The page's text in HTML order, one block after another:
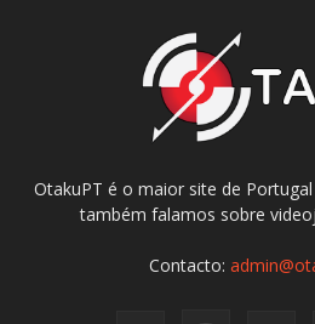
OtakuPT é o maior site de
também falamos sobre
Contacto: